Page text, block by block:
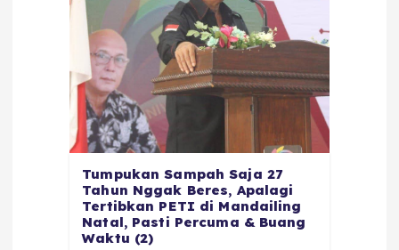
Tumpukan Sampah Saja 27
Tahun Nggak Beres, Apalagi
Tertibkan PETI di Mandailing
Natal, Pasti Percuma & Buang
Waktu (2)